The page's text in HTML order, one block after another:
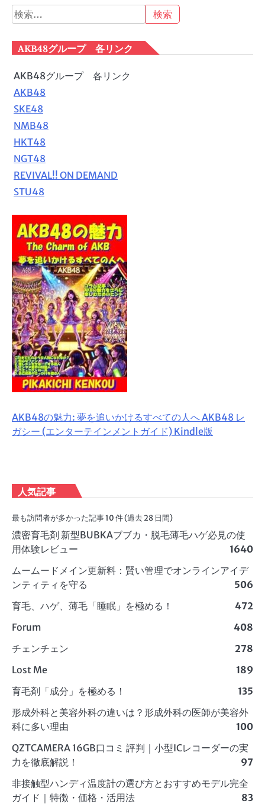
検
索:
AKB48グループ 各リンク
AKB48グループ 各リンク
AKB48
SKE48
NMB48
HKT48
NGT48
REVIVAL!! ON DEMAND
STU48
AKB48の魅力: 夢を追いかけるすべての人へ AKB48 レ
ガシー (エンターテインメントガイド) Kindle版
人気記事
最も訪問者が多かった記事 10 件 (過去 28 日間)
濃密育毛剤 新型BUBKAブブカ・脱毛薄毛ハゲ必見の使
用体験レビュー
1640
ムームードメイン更新料：賢い管理でオンラインアイデ
ンティティを守る
506
育毛、ハゲ、薄毛「睡眠」を極める！
472
Forum
408
チェンチェン
278
Lost Me
189
育毛剤「成分」を極める！
135
形成外科と美容外科の違いは？形成外科の医師が美容外
科に多い理由
100
QZTCAMERA 16GB口コミ 評判｜小型ICレコーダーの実
力を徹底解説！
97
非接触型ハンディ温度計の選び方とおすすめモデル完全
ガイド｜特徴・価格・活用法
83